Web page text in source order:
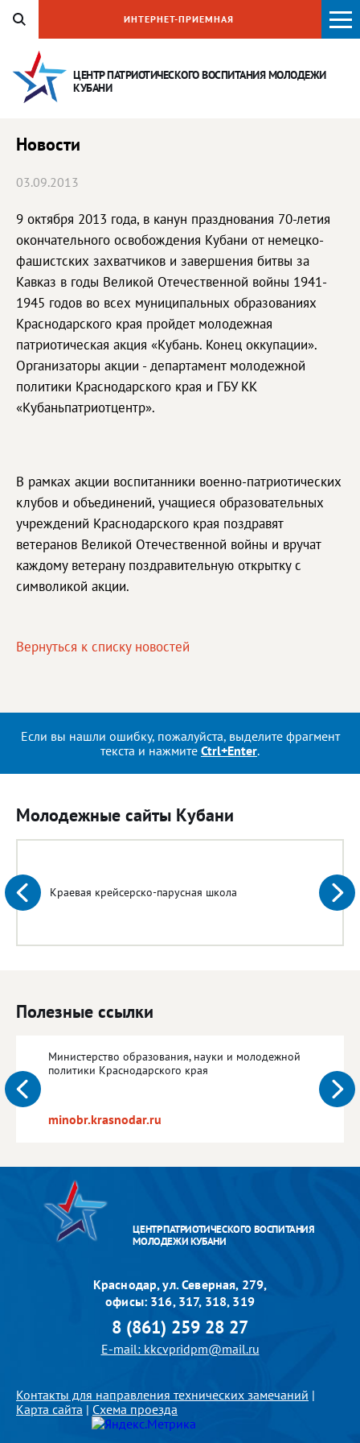
ЦЕНТР ПАТРИОТИЧЕСКОГО ВОСПИТАНИЯМОЛОДЕЖИ
КУБАНИ
ИНТЕРНЕТ-ПРИЕМНАЯ
Новости
03.09.2013
9 октября 2013 года, в канун празднования 70-летия
окончательного освобождения Кубани от немецко-
фашистских захватчиков и завершения битвы за
Кавказ в годы Великой Отечественной войны 1941-
1945 годов во всех муниципальных образованиях
Краснодарского края пройдет молодежная
патриотическая акция «Кубань. Конец оккупации».
Организаторы акции - департамент молодежной
политики Краснодарского края и ГБУ КК
«Кубаньпатриотцентр».
В рамках акции воспитанники военно-патриотических
клубов и объединений, учащиеся образовательных
учреждений Краснодарского края поздравят
ветеранов Великой Отечественной войны и вручат
каждому ветерану поздравительную открытку с
символикой акции.
Вернуться к списку новостей
Если вы нашли ошибку, пожалуйста, выделите фрагмент
текста и нажмите Ctrl+Enter.
Молодежные сайты Кубани
Краевая крейсерско-парусная школа
Полезные ссылки
Министерство образования, науки и молодежной
политики Краснодарского края
minobr.krasnodar.ru
ЦЕНТР ПАТРИОТИЧЕСКОГО ВОСПИТАНИЯ
МОЛОДЕЖИ КУБАНИ
Краснодар, ул. Северная, 279,
офисы: 316, 317, 318, 319
8 (861) 259 28 27
E-mail: kkcvpridpm@mail.ru
Контакты для направления технических замечаний |
Карта сайта | Схема проезда